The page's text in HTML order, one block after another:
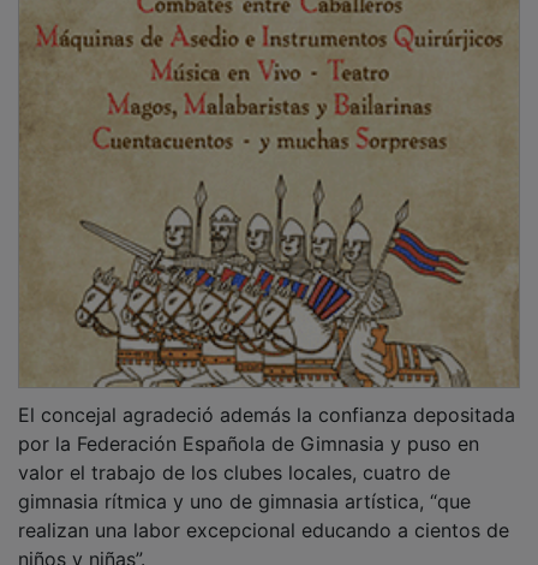
realizan una labor excepcional educando a cientos de
niños y niñas”.
Más de 400 gimnastas en rítmica
La directora técnica de Gimnasia Rítmica de la
Federación Española,Nancy Usero, agradeció la
colaboración del Ayuntamiento y de la Federación de
Castilla-La Mancha para volver a celebrar una
competición en una ciudad donde, aseguró, “nos
sentimos siempre como en casa”.
PUBLICIDAD